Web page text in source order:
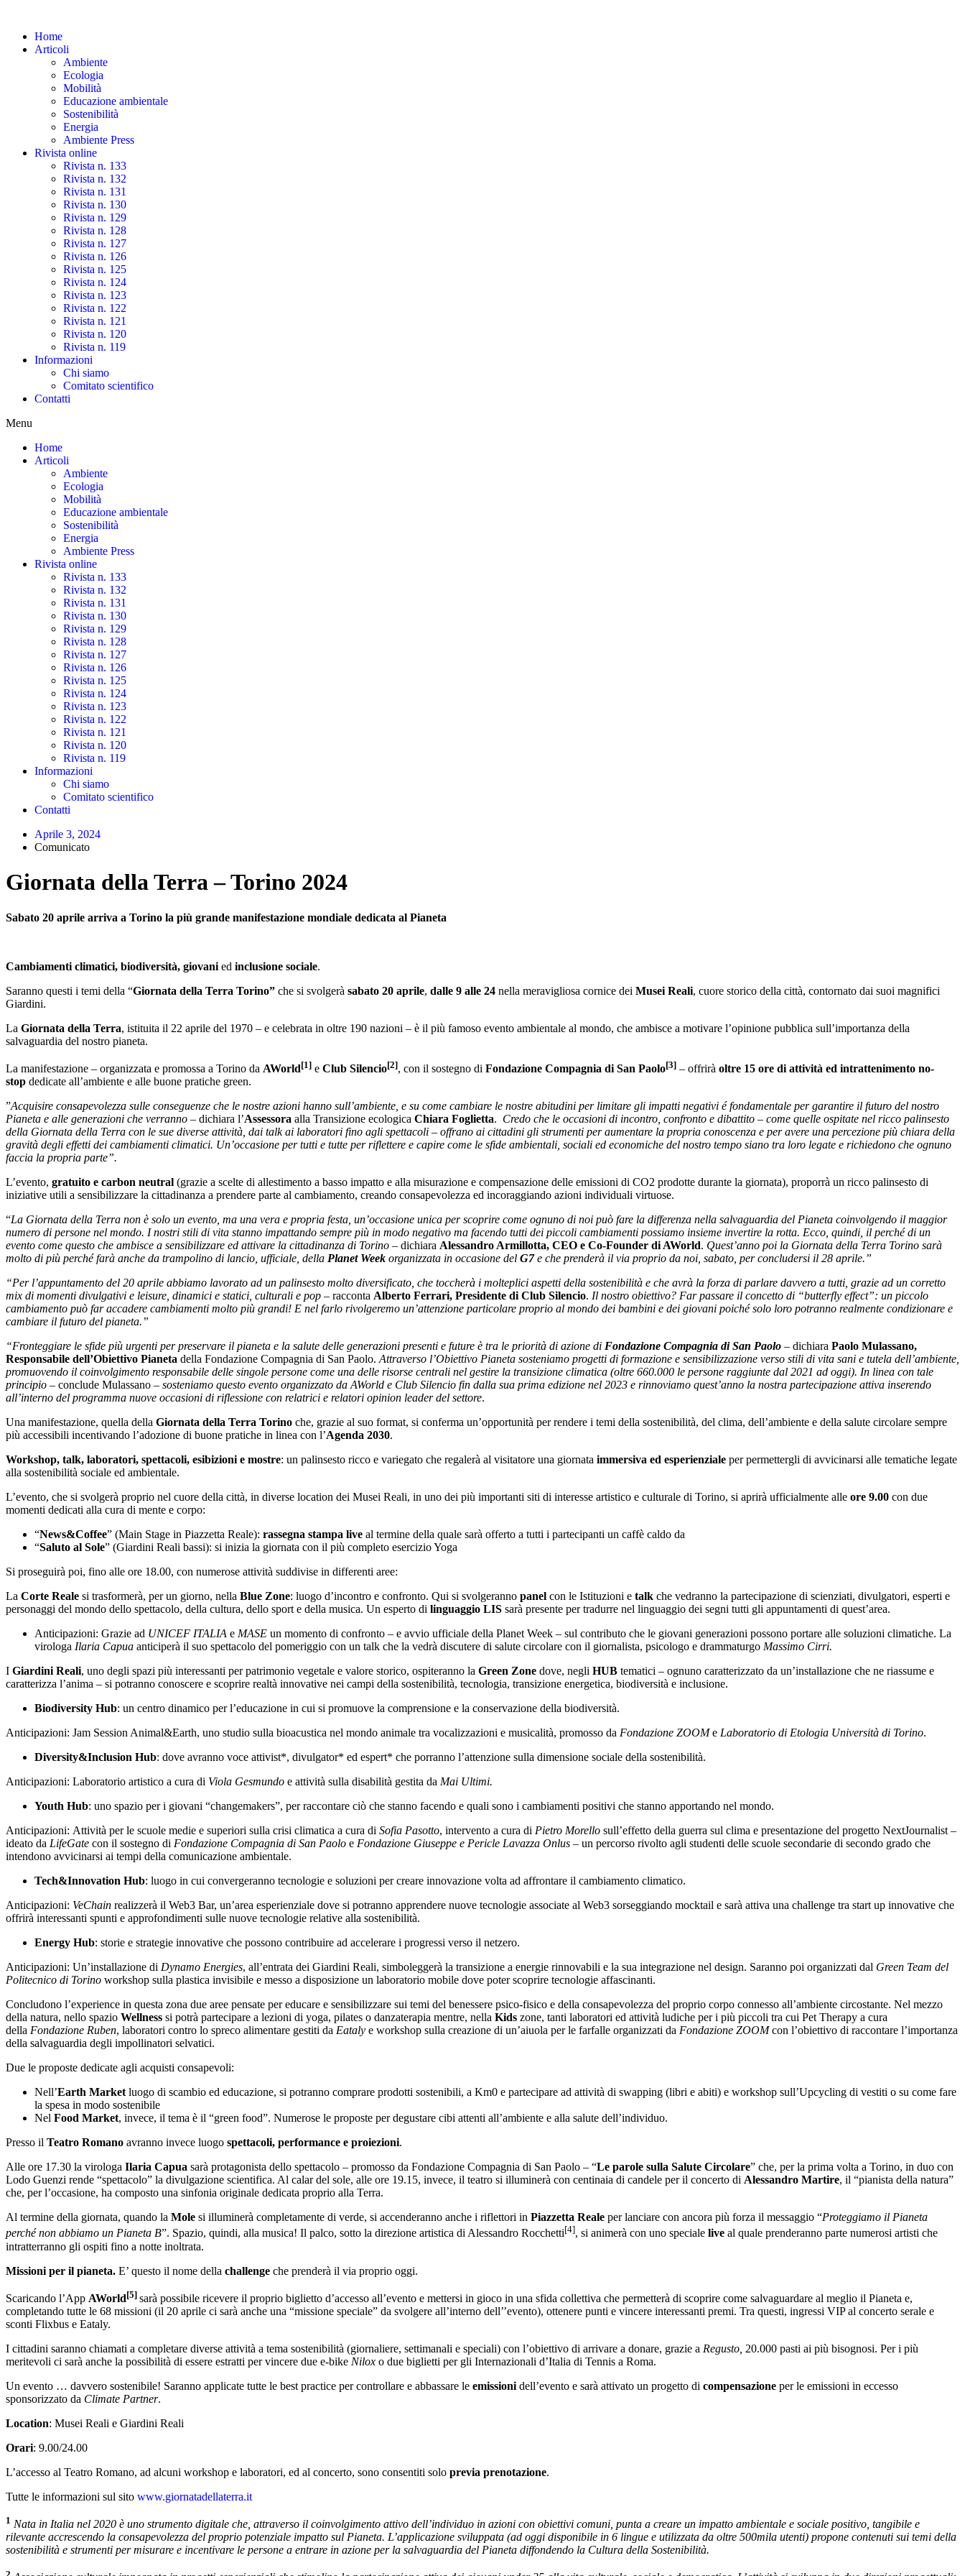
content
Home
Articoli
Ambiente
Ecologia
Mobilità
Educazione ambientale
Sostenibilità
Energia
Ambiente Press
Rivista online
Rivista n. 133
Rivista n. 132
Rivista n. 131
Rivista n. 130
Rivista n. 129
Rivista n. 128
Rivista n. 127
Rivista n. 126
Rivista n. 125
Rivista n. 124
Rivista n. 123
Rivista n. 122
Rivista n. 121
Rivista n. 120
Rivista n. 119
Informazioni
Chi siamo
Comitato scientifico
Contatti
Menu
Home
Articoli
Ambiente
Ecologia
Mobilità
Educazione ambientale
Sostenibilità
Energia
Ambiente Press
Rivista online
Rivista n. 133
Rivista n. 132
Rivista n. 131
Rivista n. 130
Rivista n. 129
Rivista n. 128
Rivista n. 127
Rivista n. 126
Rivista n. 125
Rivista n. 124
Rivista n. 123
Rivista n. 122
Rivista n. 121
Rivista n. 120
Rivista n. 119
Informazioni
Chi siamo
Comitato scientifico
Contatti
Aprile 3, 2024
Comunicato
Giornata della Terra – Torino 2024
Sabato 20 aprile arriva a Torino la più grande manifestazione mondiale dedicata al Pianeta
Cambiamenti climatici, biodiversità, giovani ed inclusione sociale.
Saranno questi i temi della “Giornata della Terra Torino” che si svolgerà sabato 20 aprile, dalle 9 alle 24 nella meravigliosa cornice dei Musei Reali, cuore storico della città, contornato dai suoi magnifici
Giardini.
La Giornata della Terra, istituita il 22 aprile del 1970 – e celebrata in oltre 190 nazioni – è il più famoso evento ambientale al mondo, che ambisce a motivare l’opinione pubblica sull’importanza della
salvaguardia del nostro pianeta.
La manifestazione – organizzata e promossa a Torino da AWorld[1] e Club Silencio[2], con il sostegno di Fondazione Compagnia di San Paolo[3] – offrirà oltre 15 ore di attività ed intrattenimento no-
stop dedicate all’ambiente e alle buone pratiche green.
”Acquisire consapevolezza sulle conseguenze che le nostre azioni hanno sull’ambiente, e su come cambiare le nostre abitudini per limitare gli impatti negativi é fondamentale per garantire il futuro del nostro
Pianeta e alle generazioni che verranno – dichiara l’Assessora alla Transizione ecologica Chiara Foglietta. Credo che le occasioni di incontro, confronto e dibattito – come quelle ospitate nel ricco palinsesto
della Giornata della Terra con le sue diverse attività, dai talk ai laboratori fino agli spettacoli – offrano ai cittadini gli strumenti per aumentare la propria conoscenza e per avere una percezione più chiara della
gravità degli effetti dei cambiamenti climatici. Un’occasione per tutti e tutte per riflettere e capire come le sfide ambientali, sociali ed economiche del nostro tempo siano tra loro legate e richiedono che ognuno
faccia la propria parte”.
L’evento, gratuito e carbon neutral (grazie a scelte di allestimento a basso impatto e alla misurazione e compensazione delle emissioni di CO2 prodotte durante la giornata), proporrà un ricco palinsesto di
iniziative utili a sensibilizzare la cittadinanza a prendere parte al cambiamento, creando consapevolezza ed incoraggiando azioni individuali virtuose.
“La Giornata della Terra non è solo un evento, ma una vera e propria festa, un’occasione unica per scoprire come ognuno di noi può fare la differenza nella salvaguardia del Pianeta coinvolgendo il maggior
numero di persone nel mondo. I nostri stili di vita stanno impattando sempre più in modo negativo ma facendo tutti dei piccoli cambiamenti possiamo insieme invertire la rotta. Ecco, quindi, il perché di un
evento come questo che ambisce a sensibilizzare ed attivare la cittadinanza di Torino – dichiara Alessandro Armillotta, CEO e Co-Founder di AWorld. Quest’anno poi la Giornata della Terra Torino sarà
molto di più perché farà anche da trampolino di lancio, ufficiale, della Planet Week organizzata in occasione del G7e che prenderà il via proprio da noi, sabato, per concludersi il 28 aprile.”
“Per l’appuntamento del 20 aprile abbiamo lavorato ad un palinsesto molto diversificato, che toccherà i molteplici aspetti della sostenibilità e che avrà la forza di parlare davvero a tutti, grazie ad un corretto
mix di momenti divulgativi e leisure, dinamici e statici, culturali e pop – racconta Alberto Ferrari, Presidente di Club Silencio. Il nostro obiettivo? Far passare il concetto di “butterfly effect”: un piccolo
cambiamento può far accadere cambiamenti molto più grandi! E nel farlo rivolgeremo un’attenzione particolare proprio al mondo dei bambini e dei giovani poiché solo loro potranno realmente condizionare e
cambiare il futuro del pianeta.”
“Fronteggiare le sfide più urgenti per preservare il pianeta e la salute delle generazioni presenti e future è tra le priorità di azione di Fondazione Compagnia di San Paolo – dichiara Paolo Mulassano,
Responsabile dell’Obiettivo Pianeta della Fondazione Compagnia di San Paolo. Attraverso l’Obiettivo Pianeta sosteniamo progetti di formazione e sensibilizzazione verso stili di vita sani e tutela dell’ambiente,
promuovendo il coinvolgimento responsabile delle singole persone come una delle risorse centrali nel gestire la transizione climatica (oltre 660.000 le persone raggiunte dal 2021 ad oggi). In linea con tale
principio – conclude Mulassano – sosteniamo questo evento organizzato da AWorld e Club Silencio fin dalla sua prima edizione nel 2023 e rinnoviamo quest’anno la nostra partecipazione attiva inserendo
all’interno del programma nuove occasioni di riflessione con relatrici e relatori opinion leader del settore.
Una manifestazione, quella della Giornata della Terra Torino che, grazie al suo format, si conferma un’opportunità per rendere i temi della sostenibilità, del clima, dell’ambiente e della salute circolare sempre
più accessibili incentivando l’adozione di buone pratiche in linea con l’Agenda 2030.
Workshop, talk, laboratori, spettacoli, esibizioni e mostre: un palinsesto ricco e variegato che regalerà al visitatore una giornata immersiva ed esperienziale per permettergli di avvicinarsi alle tematiche legate
alla sostenibilità sociale ed ambientale.
L’evento, che si svolgerà proprio nel cuore della città, in diverse location dei Musei Reali, in uno dei più importanti siti di interesse artistico e culturale di Torino, si aprirà ufficialmente alle ore 9.00 con due
momenti dedicati alla cura di mente e corpo:
“News&Coffee” (Main Stage in Piazzetta Reale): rassegna stampa live al termine della quale sarà offerto a tutti i partecipanti un caffè caldo da
“Saluto al Sole” (Giardini Reali bassi): si inizia la giornata con il più completo esercizio Yoga
Si proseguirà poi, fino alle ore 18.00, con numerose attività suddivise in differenti aree:
La Corte Reale si trasformerà, per un giorno, nella Blue Zone: luogo d’incontro e confronto. Qui si svolgeranno panel con le Istituzioni e talk che vedranno la partecipazione di scienziati, divulgatori, esperti e
personaggi del mondo dello spettacolo, della cultura, dello sport e della musica. Un esperto di linguaggio LIS sarà presente per tradurre nel linguaggio dei segni tutti gli appuntamenti di quest’area.
Anticipazioni: Grazie ad UNICEF ITALIA e MASE un momento di confronto – e avvio ufficiale della Planet Week – sul contributo che le giovani generazioni possono portare alle soluzioni climatiche. La
virologa Ilaria Capua anticiperà il suo spettacolo del pomeriggio con un talk che la vedrà discutere di salute circolare con il giornalista, psicologo e drammaturgo Massimo Cirri.
I Giardini Reali, uno degli spazi più interessanti per patrimonio vegetale e valore storico, ospiteranno la Green Zone dove, negli HUB tematici – ognuno caratterizzato da un’installazione che ne riassume e
caratterizza l’anima – si potranno conoscere e scoprire realtà innovative nei campi della sostenibilità, tecnologia, transizione energetica, biodiversità e inclusione.
Biodiversity Hub: un centro dinamico per l’educazione in cui si promuove la comprensione e la conservazione della biodiversità.
Anticipazioni: Jam Session Animal&Earth, uno studio sulla bioacustica nel mondo animale tra vocalizzazioni e musicalità, promosso da Fondazione ZOOMe Laboratorio di Etologia Università di Torino.
Diversity&Inclusion Hub: dove avranno voce attivist*, divulgator* ed espert* che porranno l’attenzione sulla dimensione sociale della sostenibilità.
Anticipazioni: Laboratorio artistico a cura di Viola Gesmundo e attività sulla disabilità gestita da Mai Ultimi.
Youth Hub: uno spazio per i giovani “changemakers”, per raccontare ciò che stanno facendo e quali sono i cambiamenti positivi che stanno apportando nel mondo.
Anticipazioni: Attività per le scuole medie e superiori sulla crisi climatica a cura di Sofia Pasotto, intervento a cura di Pietro Morello sull’effetto della guerra sul clima e presentazione del progetto NextJournalist –
ideato da LifeGate con il sostegno di Fondazione Compagnia di San Paolo e Fondazione Giuseppe e Pericle Lavazza Onlus – un percorso rivolto agli studenti delle scuole secondarie di secondo grado che
intendono avvicinarsi ai tempi della comunicazione ambientale.
Tech&Innovation Hub: luogo in cui convergeranno tecnologie e soluzioni per creare innovazione volta ad affrontare il cambiamento climatico.
Anticipazioni: VeChain realizzerà il Web3 Bar, un’area esperienziale dove si potranno apprendere nuove tecnologie associate al Web3 sorseggiando mocktail e sarà attiva una challenge tra start up innovative che
offrirà interessanti spunti e approfondimenti sulle nuove tecnologie relative alla sostenibilità.
Energy Hub: storie e strategie innovative che possono contribuire ad accelerare i progressi verso il netzero.
Anticipazioni: Un’installazione di Dynamo Energies, all’entrata dei Giardini Reali, simboleggerà la transizione a energie rinnovabili e la sua integrazione nel design. Saranno poi organizzati dal Green Team del
Politecnico di Torino workshop sulla plastica invisibile e messo a disposizione un laboratorio mobile dove poter scoprire tecnologie affascinanti.
Concludono l’experience in questa zona due aree pensate per educare e sensibilizzare sui temi del benessere psico-fisico e della consapevolezza del proprio corpo connesso all’ambiente circostante. Nel mezzo
della natura, nello spazio Wellness si potrà partecipare a lezioni di yoga, pilates o danzaterapia mentre, nella Kids zone, tanti laboratori ed attività ludiche per i più piccoli tra cui Pet Therapy a cura
della Fondazione Ruben, laboratori contro lo spreco alimentare gestiti da Eataly e workshop sulla creazione di un’aiuola per le farfalle organizzati da Fondazione ZOOMcon l’obiettivo di raccontare l’importanza
della salvaguardia degli impollinatori selvatici.
Due le proposte dedicate agli acquisti consapevoli:
Nell’Earth Market luogo di scambio ed educazione, si potranno comprare prodotti sostenibili, a Km0 e partecipare ad attività di swapping (libri e abiti) e workshop sull’Upcycling di vestiti o su come fare
la spesa in modo sostenibile
Nel Food Market, invece, il tema è il “green food”. Numerose le proposte per degustare cibi attenti all’ambiente e alla salute dell’individuo.
Presso il Teatro Romano avranno invece luogo spettacoli, performance e proiezioni.
Alle ore 17.30 la virologa Ilaria Capua sarà protagonista dello spettacolo – promosso da Fondazione Compagnia di San Paolo – “Le parole sulla Salute Circolare” che, per la prima volta a Torino, in duo con
Lodo Guenzi rende “spettacolo” la divulgazione scientifica. Al calar del sole, alle ore 19.15, invece, il teatro si illuminerà con centinaia di candele per il concerto di Alessandro Martire, il “pianista della natura”
che, per l’occasione, ha composto una sinfonia originale dedicata proprio alla Terra.
Al termine della giornata, quando la Mole si illuminerà completamente di verde, si accenderanno anche i riflettori in Piazzetta Reale per lanciare con ancora più forza il messaggio “Proteggiamo il Pianeta
perché non abbiamo un Pianeta B”. Spazio, quindi, alla musica! Il palco, sotto la direzione artistica di Alessandro Rocchetti[4], si animerà con uno speciale live al quale prenderanno parte numerosi artisti che
intratterranno gli ospiti fino a notte inoltrata.
Missioni per il pianeta. E’ questo il nome della challenge che prenderà il via proprio oggi.
Scaricando l’App AWorld[5] sarà possibile ricevere il proprio biglietto d’accesso all’evento e mettersi in gioco in una sfida collettiva che permetterà di scoprire come salvaguardare al meglio il Pianeta e,
completando tutte le 68 missioni (il 20 aprile ci sarà anche una “missione speciale” da svolgere all’interno dell’’evento), ottenere punti e vincere interessanti premi. Tra questi, ingressi VIP al concerto serale e
sconti Flixbus e Eataly.
I cittadini saranno chiamati a completare diverse attività a tema sostenibilità (giornaliere, settimanali e speciali) con l’obiettivo di arrivare a donare, grazie a Regusto, 20.000 pasti ai più bisognosi. Per i più
meritevoli ci sarà anche la possibilità di essere estratti per vincere due e-bike Nilox o due biglietti per gli Internazionali d’Italia di Tennis a Roma.
Un evento … davvero sostenibile! Saranno applicate tutte le best practice per controllare e abbassare le emissioni dell’evento e sarà attivato un progetto di compensazione per le emissioni in eccesso
sponsorizzato da Climate Partner.
Location: Musei Reali e Giardini Reali
Orari: 9.00/24.00
L’accesso al Teatro Romano, ad alcuni workshop e laboratori, ed al concerto, sono consentiti solo previa prenotazione.
Tutte le informazioni sul sito www.giornatadellaterra.it
1 Nata in Italia nel 2020 è uno strumento digitale che, attraverso il coinvolgimento attivo dell’individuo in azioni con obiettivi comuni, punta a creare un impatto ambientale e sociale positivo, tangibile e
rilevante accrescendo la consapevolezza del proprio potenziale impatto sul Pianeta. L’applicazione sviluppata (ad oggi disponibile in 6 lingue e utilizzata da oltre 500mila utenti) propone contenuti sui temi della
sostenibilità e strumenti per misurare e incentivare le persone a entrare in azione per la salvaguardia del Pianeta diffondendo la Cultura della Sostenibilità.
2